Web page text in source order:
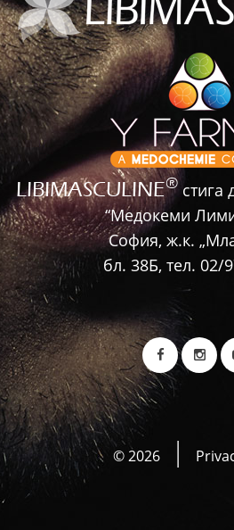
LIBIMASCULINE® стига
“Медокеми
София, ж.к.
бл. 38Б, тел. 02/
© 2026